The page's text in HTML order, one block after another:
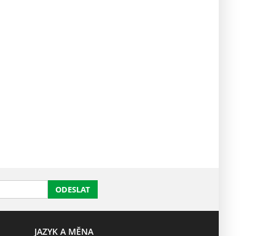
ODESLAT
JAZYK A MĚNA